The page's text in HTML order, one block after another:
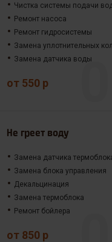
Чистка системы подачи
Ремонт насоса
Ремонт гидросистемы
Замена уплотнительных
Замена датчика воды
от 550 р
Не греет воду
Замена датчика
Замена блока управления
Декальцинация
Замена термоблока
Ремонт бойлера
от 850 р